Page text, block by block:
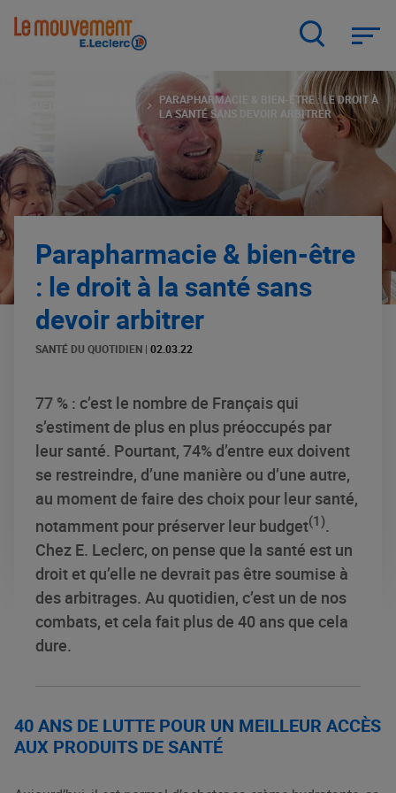
PARAPHARMACIE & BIEN-ÊTRE : LE DROIT À
LA SANTÉ SANS DEVOIR ARBITRER
Parapharmacie & bien-être
: le droit à la santé sans
devoir arbitrer
SANTÉ DU QUOTIDIEN | 02.03.22
77 % : c’est le nombre de Français qui
s’estiment de plus en plus préoccupés par
leur santé. Pourtant, 74% d’entre eux doivent
se restreindre, d’une manière ou d’une autre,
au moment de faire des choix pour leur santé,
notamment pour préserver leur budget(1).
Chez E. Leclerc, on pense que la santé est un
droit et qu’elle ne devrait pas être soumise à
des arbitrages. Au quotidien, c’est un de nos
combats, et cela fait plus de 40 ans que cela
dure.
40 ANS DE LUTTE POUR UN MEILLEUR ACCÈS
AUX PRODUITS DE SANTÉ